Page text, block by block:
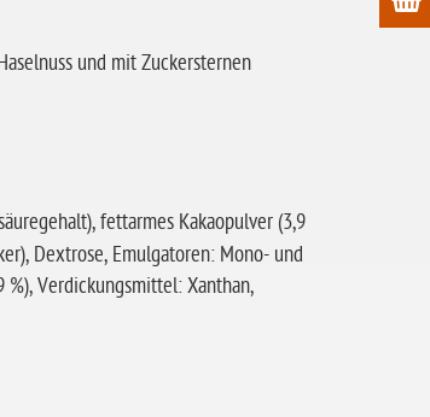
und mit Zuckersternen
fettarmes Kakaopulver (3,9
Dextrose, Emulgatoren: Mono- und
%), Verdickungsmittel: Xanthan,